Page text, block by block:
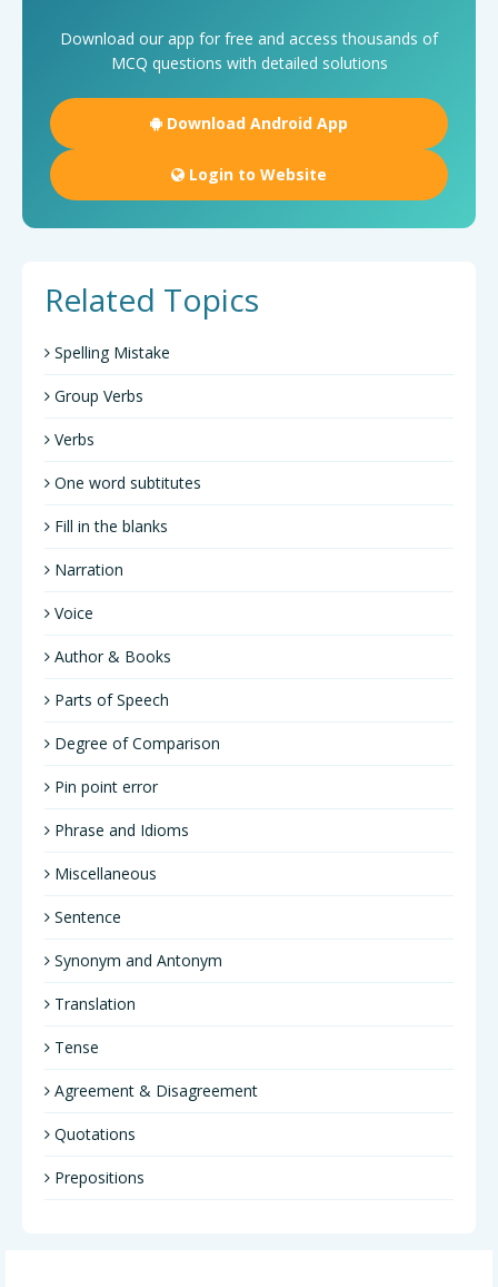
Download our app for free and access thousands of
MCQ questions with detailed solutions
Download Android App
Login to Website
Related Topics
Spelling Mistake
Group Verbs
Verbs
One word subtitutes
Fill in the blanks
Narration
Voice
Author & Books
Parts of Speech
Degree of Comparison
Pin point error
Phrase and Idioms
Miscellaneous
Sentence
Synonym and Antonym
Translation
Tense
Agreement & Disagreement
Quotations
Prepositions